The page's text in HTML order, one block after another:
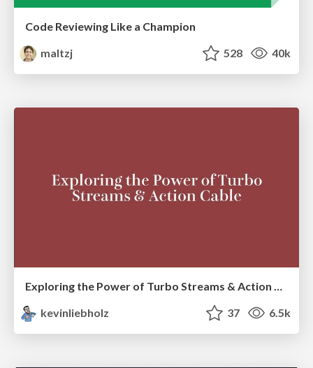
Code Reviewing Like a Champion
maltzj
528 40k
Exploring the Power of Turbo Streams & Action Cable | RailsConf2023
kevinliebholz
37 6.5k